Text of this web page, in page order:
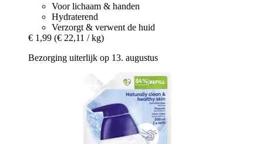
Voor lichaam & handen
Hydraterend
Verzorgt & verwent de huid
€ 1,99 (€ 22,11 / kg)
Bezorging uiterlijk op 13. augustus